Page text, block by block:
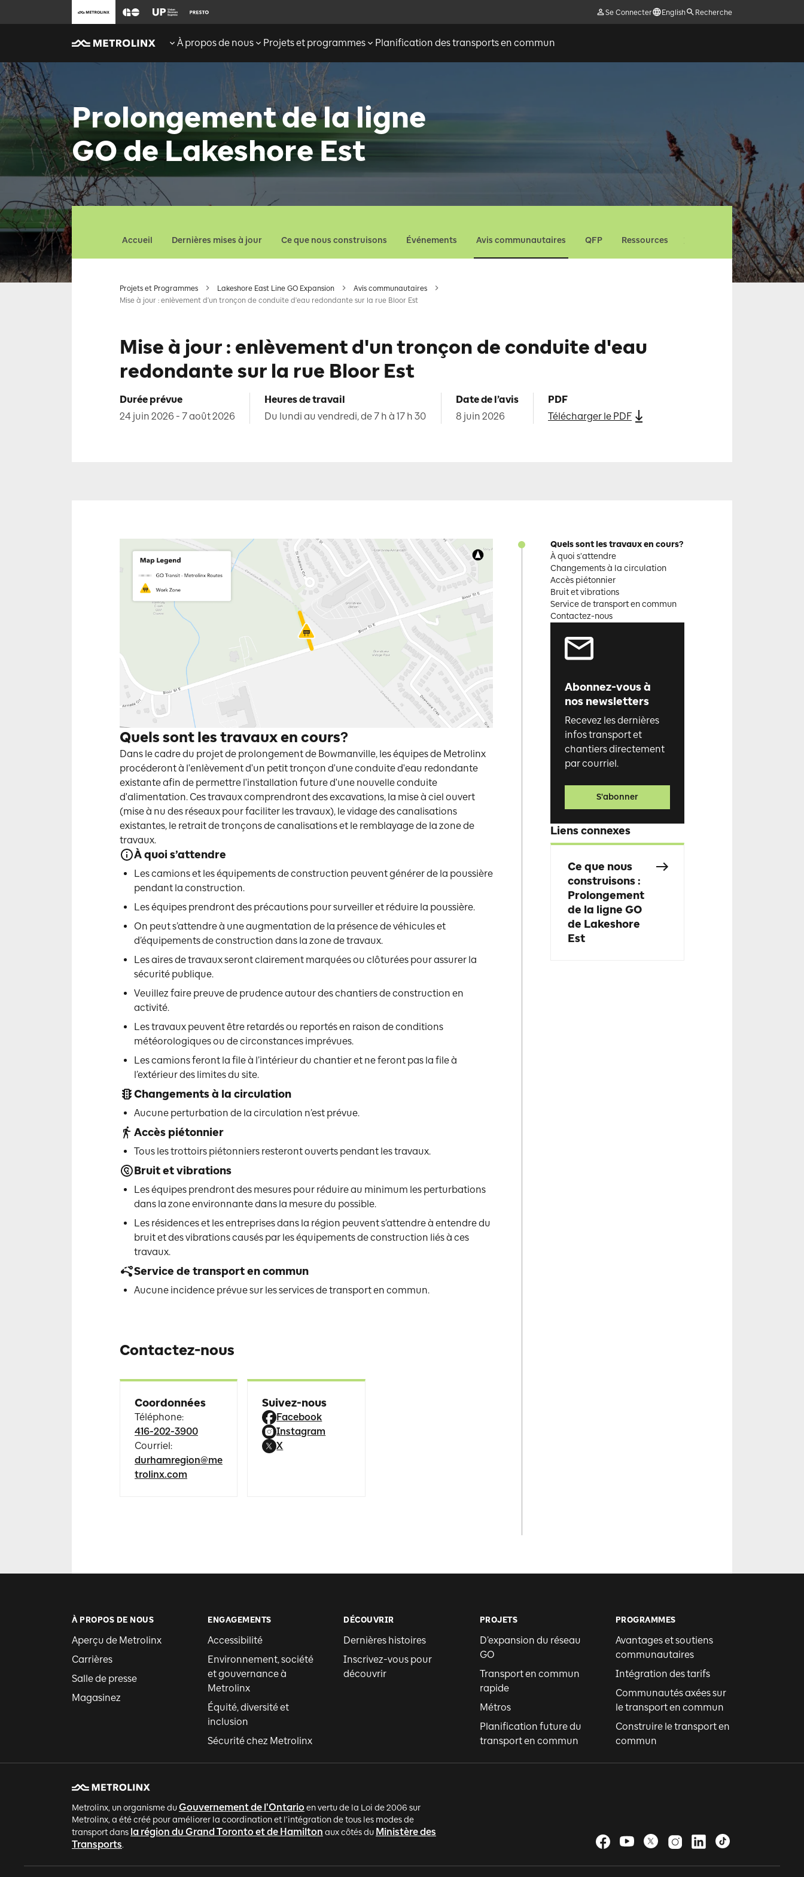
Se Connecter English Recherche
À propos de nous Projets et programmes Planification des transports en commun
Prolongement de la ligne
GO de Lakeshore Est
Accueil Dernières mises à jour Ce que nous construisons Événements Avis communautaires QFP Ressources Nous contacter
Projets et Programmes Lakeshore East Line GO Expansion
Avis communautaires
Mise à jour : enlèvement d'un tronçon de conduite d'eau redondante sur la rue Bloor Est
Mise à jour : enlèvement d'un tronçon de conduite d'eau
redondante sur la rue Bloor Est
Durée prévue
24 juin 2026 - 7 août 2026
Heures de travail
Du lundi au vendredi, de 7 h à 17 h 30
Date de l’avis
8 juin 2026
PDF
Télécharger le PDF
Quels sont les travaux en cours?
Dans le cadre du projet de prolongement de Bowmanville, les équipes de Metrolinx
procéderont à l'enlèvement d'un petit tronçon d'une conduite d'eau redondante
existante afin de permettre l'installation future d'une nouvelle conduite
d'alimentation. Ces travaux comprendront des excavations, la mise à ciel ouvert
(mise à nu des réseaux pour faciliter les travaux), le vidage des canalisations
existantes, le retrait de tronçons de canalisations et le remblayage de la zone de
travaux.
À quoi s’attendre
Les camions et les équipements de construction peuvent générer de la poussière
pendant la construction.
Les équipes prendront des précautions pour surveiller et réduire la poussière.
On peut s’attendre à une augmentation de la présence de véhicules et
d’équipements de construction dans la zone de travaux.
Les aires de travaux seront clairement marquées ou clôturées pour assurer la
sécurité publique.
Veuillez faire preuve de prudence autour des chantiers de construction en
activité.
Les travaux peuvent être retardés ou reportés en raison de conditions
météorologiques ou de circonstances imprévues.
Les camions feront la file à l’intérieur du chantier et ne feront pas la file à
l’extérieur des limites du site.
Changements à la circulation
Aucune perturbation de la circulation n’est prévue.
Accès piétonnier
Tous les trottoirs piétonniers resteront ouverts pendant les travaux.
Bruit et vibrations
Les équipes prendront des mesures pour réduire au minimum les perturbations
dans la zone environnante dans la mesure du possible.
Les résidences et les entreprises dans la région peuvent s’attendre à entendre du
bruit et des vibrations causés par les équipements de construction liés à ces
travaux.
Service de transport en commun
Aucune incidence prévue sur les services de transport en commun.
Contactez-nous
Coordonnées
Téléphone:
416-202-3900
Courriel:
durhamregion@me
trolinx.com
Suivez-nous
Facebook
Instagram
X
Quels sont les travaux en cours?
À quoi s’attendre
Changements à la circulation
Accès piétonnier
Bruit et vibrations
Service de transport en commun
Contactez-nous
Abonnez-vous à
nos newsletters
Recevez les dernières
infos transport et
chantiers directement
par courriel.
S'abonner
Liens connexes
Ce que nous
construisons :
Prolongement
de la ligne GO
de Lakeshore
Est
À PROPOS DE NOUS
Aperçu de Metrolinx
Carrières
Salle de presse
Magasinez
ENGAGEMENTS
Accessibilité
Environnement, société
et gouvernance à
Metrolinx
Équité, diversité et
inclusion
Sécurité chez Metrolinx
DÉCOUVRIR
Dernières histoires
Inscrivez-vous pour
découvrir
PROJETS
D’expansion du réseau
GO
Transport en commun
rapide
Métros
Planification future du
transport en commun
PROGRAMMES
Avantages et soutiens
communautaires
Intégration des tarifs
Communautés axées sur
le transport en commun
Construire le transport en
commun
Metrolinx, un organisme duGouvernement de l'Ontario en vertu de la Loi de 2006 sur
Metrolinx, a été créé pour améliorer la coordination et l'intégration de tous les modes de
transport dans la région du Grand Toronto et de Hamilton aux côtés du Ministère des
Transports.